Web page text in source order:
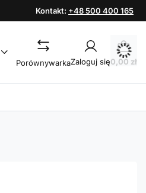
Kontakt: +48 500 400 165
PorównywarkaZaloguj się0,00 zł